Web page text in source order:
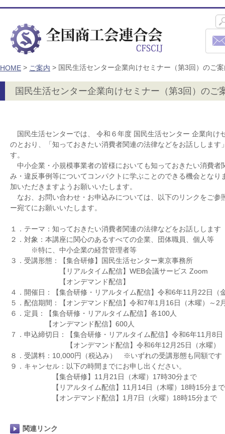
HOME > ご案内 > 国民生活センター企業向けセミナー（第3回）のご
国民生活センター企業向けセミナー（第3回）のご
国民生活センターでは、 令和６年度 国民生活センター 企業向け
のとおり、「知っておきたい消費者関連の法律などをお話しします
す。
中小企業・小規模事業者の皆様においても知っておきたい消費者
み・違反事例等についてコンパクトに学ぶことのできる機会となり
加いただきますようお願いいたします。
なお、お問い合わせ・お申込みについては、以下のリンクをご参
ー宛てにお願いいたします。
１．テーマ：知っておきたい消費者関連の法律などをお話しします
２．対象：本講座に関心のあるすべての企業、団体職員、個人等
※特に、中小企業の経営管理者等
３．受講形態：【集合研修】国民生活センター東京事務所
【リアルタイム配信】WEB会議サービス Zoom
【オンデマンド配信】
４．開催日：【集合研修・リアルタイム配信】令和6年11月22日（
５．配信期間：【オンデマンド配信】令和7年1月16日（木曜）～2
６．定員：【集合研修・リアルタイム配信】各100人
【オンデマンド配信】600人
７．申込締切日：【集合研修・リアルタイム配信】令和6年11月8
【オンデマンド配信】令和6年12月25日（水曜）
８．受講料：10,000円（税込み） ※いずれの受講形態も同額です
９．キャンセル：以下の時間までにお申し出ください。
【集合研修】11月21日（木曜）17時30分まで
【リアルタイム配信】11月14日（木曜）18時15分まで
【オンデマンド配信】1月7日（火曜）18時15分まで
関連リンク